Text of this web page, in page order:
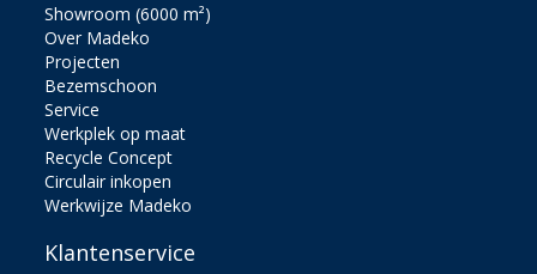
Showroom (6000 m²)
Over Madeko
Projecten
Bezemschoon
Service
Werkplek op maat
Recycle Concept
Circulair inkopen
Werkwijze Madeko
Klantenservice